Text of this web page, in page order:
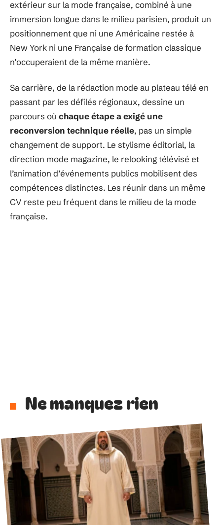
extérieur sur la mode française, combiné à une
immersion longue dans le milieu parisien, produit un
positionnement que ni une Américaine restée à
New York ni une Française de formation classique
n’occuperaient de la même manière.
Sa carrière, de la rédaction mode au plateau télé en
passant par les défilés régionaux, dessine un
parcours où chaque étape a exigé une
reconversion technique réelle, pas un simple
changement de support. Le stylisme éditorial, la
direction mode magazine, le relooking télévisé et
l’animation d’événements publics mobilisent des
compétences distinctes. Les réunir dans un même
CV reste peu fréquent dans le milieu de la mode
française.
Ne manquez rien